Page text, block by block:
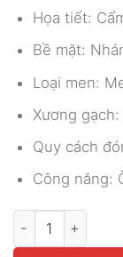
Họa tiết:
Bề mặt:
Loại men:
Xương
Quy cách
Công năng:
GẠCH